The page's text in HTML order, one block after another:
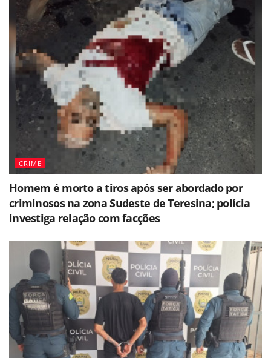
CRIME
Homem é morto a tiros após ser abordado por
criminosos na zona Sudeste de Teresina; polícia
investiga relação com facções